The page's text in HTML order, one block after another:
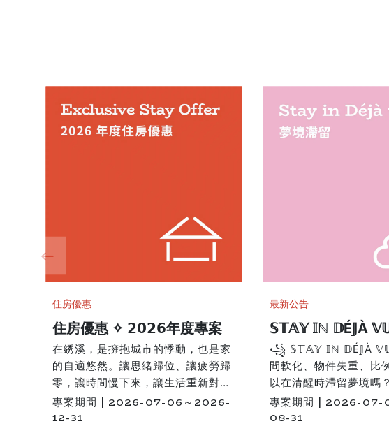
住房優惠
住房優惠 ✧ 𝟮𝟬𝟮𝟲年度專案
在綉溪，是擁抱城市的悸動，也是家
的自適悠然。讓思緒歸位、讓疲勞歸
零，讓時間慢下來，讓生活重新對
焦。即使什麼都不做，充飽電就是此
行最大的收穫。• ───── ✤
專案期間 | 2026-07-06～2026-
12-31
最新公告
𝕊𝕋𝔸𝕐 𝕀ℕ 𝔻É𝕁À
滯留 夢核的精神避
꧁ 𝕊𝕋𝔸𝕐 𝕀ℕ 𝔻É𝕁À
間軟化、物件失重、比
以在清醒時滯留夢境嗎
關於空間、記憶的夢核
燠熱的夏日，走進綉溪
專案期間 | 2026-07-
08-31